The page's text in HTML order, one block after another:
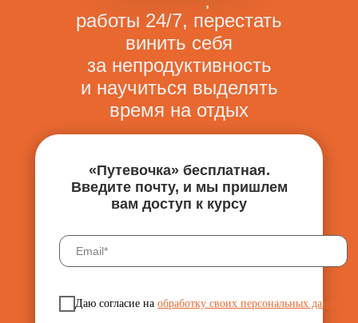
работы 24/7, перестать
винить себя
за непродуктивность
и научиться выделять
время на отдых
«Путевочка» бесплатная.
Введите почту, и мы пришлем
вам доступ к курсу
Даю согласие на обработку своих персональных данных